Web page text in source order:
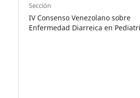
Sección
IV Consenso Venezolano sobre
Enfermedad Diarreica en